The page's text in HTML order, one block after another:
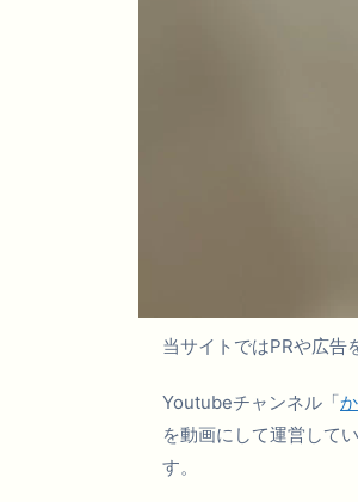
当サイトではPRや広告
Youtubeチャンネル「
を動画にして運営して
す。